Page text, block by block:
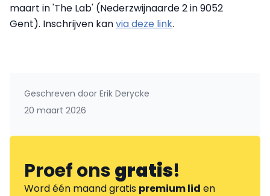
maart in 'The Lab' (Nederzwijnaarde 2 in 9052
Gent). Inschrijven kanvia deze link.
Geschreven door Erik Derycke
20 maart 2026
Proef onsgratis!
Word één maand gratis premium lid en